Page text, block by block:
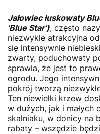
Jałowiec łuskowaty
'Blue Star'), często
niezwykle atrakcyjna
się intensywnie
zwarty, poduchowaty
sprawia, że jest to
ogrodu. Jego
pokrój tworzą
Ten niewielki krzew
w dużych, jak i małych
skalniaku, w donicy na
rabaty – wszędzie